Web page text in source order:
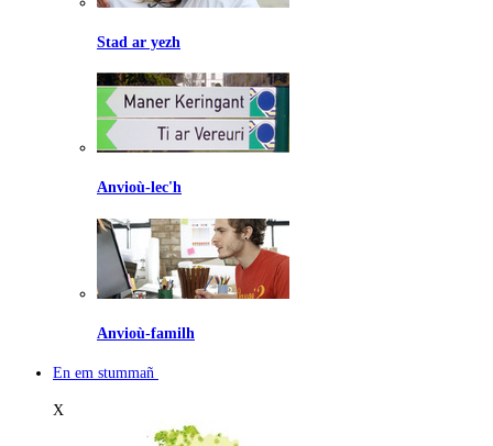
Stad ar yezh
Anvioù-lec'h
Anvioù-familh
En em stummañ
X